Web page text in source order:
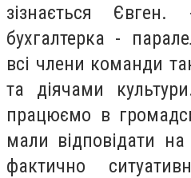
зізнається
бухгалтерка -
всі члени команди
та діячами
працюємо в
мали відповідати
фактично